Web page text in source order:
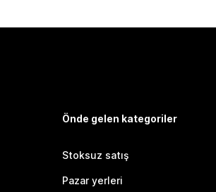
Önde gelen kategoriler
Stoksuz satış
Pazar yerleri